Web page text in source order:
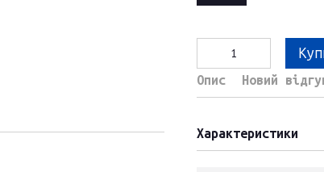
Опис Новий
Характеристики